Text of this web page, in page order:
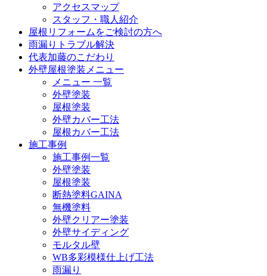
アクセスマップ
スタッフ・職人紹介
屋根リフォームをご検討の方へ
雨漏りトラブル解決
代表加藤のこだわり
外壁屋根塗装メニュー
メニュー 一覧
外壁塗装
屋根塗装
外壁カバー工法
屋根カバー工法
施工事例
施工事例一覧
外壁塗装
屋根塗装
断熱塗料GAINA
無機塗料
外壁クリアー塗装
外壁サイディング
モルタル壁
WB多彩模様仕上げ工法
雨漏り